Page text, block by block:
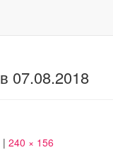
в 07.08.2018
| 240 × 156